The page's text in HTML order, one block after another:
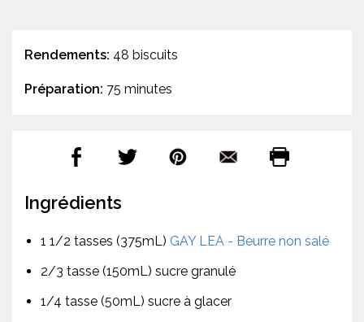
Rendements: 48 biscuits
Préparation: 75 minutes
Ingrédients
1 1/2 tasses (375mL) GAY LEA - Beurre non salé
2/3 tasse (150mL) sucre granulé
1/4 tasse (50mL) sucre à glacer